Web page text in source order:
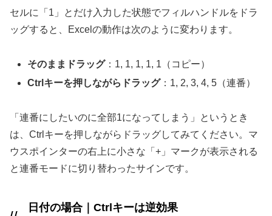
セルに「1」とだけ入力した状態でフィルハンドルをドラ
ッグすると、Excelの動作は次のように変わります。
そのままドラッグ：1, 1, 1, 1, 1（コピー）
Ctrlキーを押しながらドラッグ：1, 2, 3, 4, 5（連番）
「連番にしたいのに全部1になってしまう」というとき
は、Ctrlキーを押しながらドラッグしてみてください。マ
ウスポインターの右上に小さな「+」マークが表示される
と連番モードに切り替わったサインです。
日付の場合｜Ctrlキーは逆効果